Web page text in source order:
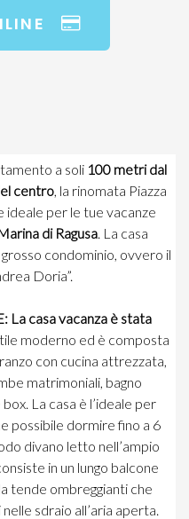
a soli 100 metri dal
centro, la rinomata Piazza
ideale per le tue vacanze
di Ragusa. La casa
condominio, ovvero il
Doria”.
La casa vacanza è stata
moderno ed è composta
con cucina attrezzata,
matrimoniali, bagno
La casa è l’ideale per
possibile dormire fino a 6
divano letto nell’ampio
in un lungo balcone
tende ombreggianti che
sdraio all’aria aperta.